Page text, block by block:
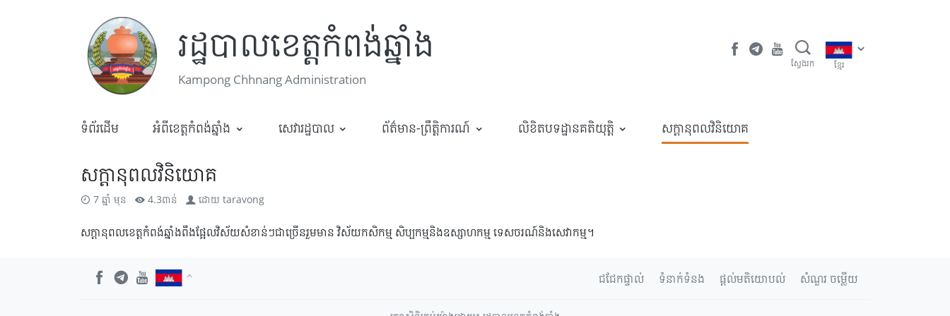
រដ្ឋបាលខេត្តកំពង់ឆ្នាំង
Kampong Chhnang Administration
ស្វែងរក ខ្មែរ
ទំព័រដើម អំពីខេត្តកំពង់ឆ្នាំង សេវារដ្ឋបាល ព័ត៌មាន-ព្រឹត្តិការណ៍ លិខិតបទដ្ឋានគតិយុត្តិ ​សក្តានុពលវិនិយោគ
​សក្តានុពលវិនិយោគ
7 ឆ្នាំ មុន 4.3ពាន់ ដោយ taravong
សក្តានុពល​​​ខេត្តកំពង់ឆ្នាំង​ពឹង​ផ្អែល​វិស័យ​សំខាន់ៗ​ជា​ច្រើន​រួមមាន វិស័យកសិកម្ម សិប្បកម្ម​និងឧស្សាហកម្ម ទេសចរណ៍និងសេវាកម្ម។
ជជែកផ្ទាល់ ទំនាក់ទំនង ផ្តល់មតិយោបល់ សំណួរ ចម្លើយ